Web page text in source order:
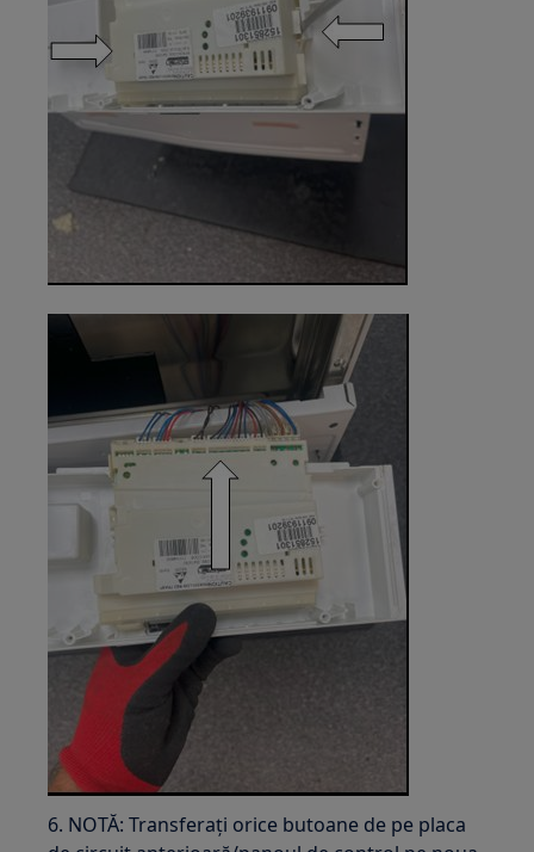
6. NOTĂ: Transferați orice butoane de pe placa